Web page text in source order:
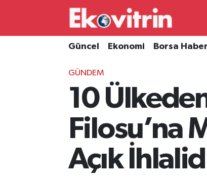
Güncel Ekonomi Borsa
GÜNDEM
10
Filosu’na
Açık
Güncel
Borsa Haberleri
Hava Durumu
Süper Lig Puan Durumu ve Fikstür
Tüm Manşetler
Son Dakika Haberleri
Haber Arşivi